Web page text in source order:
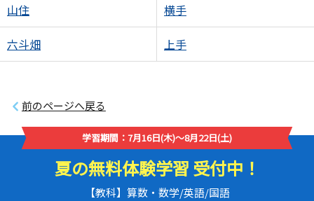
山住 横手
六斗畑 上手
前のページへ戻る
学習期間：7月16日(木)～8月22日(土)
夏の無料体験学習 受付中！
【教科】算数・数学/英語/国語